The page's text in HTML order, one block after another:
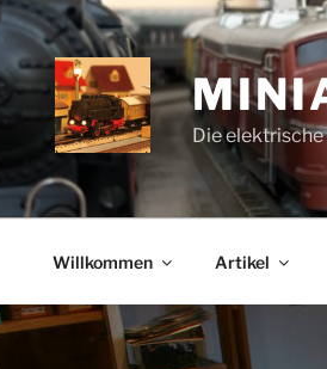
Die
Willkommen Artikel